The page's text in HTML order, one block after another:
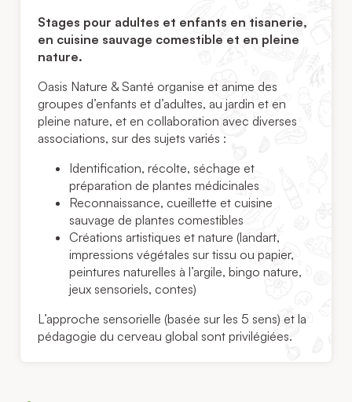
Stages pour adultes et enfants en tisanerie,
en cuisine sauvage comestible et en pleine
nature.
Oasis Nature & Santé organise et anime des
groupes d’enfants et d’adultes, au jardin et en
pleine nature, et en collaboration avec diverses
associations, sur des sujets variés :
Identification, récolte, séchage et
préparation de plantes médicinales
Reconnaissance, cueillette et cuisine
sauvage de plantes comestibles
Créations artistiques et nature (landart,
impressions végétales sur tissu ou papier,
peintures naturelles à l’argile, bingo nature,
jeux sensoriels, contes)
L’approche sensorielle (basée sur les 5 sens) et la
pédagogie du cerveau global sont privilégiées.